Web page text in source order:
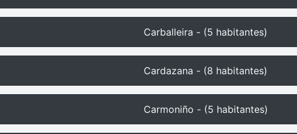
Carballeira - (5 habitantes)
Cardazana - (8 habitantes)
Carmoniño - (5 habitantes)